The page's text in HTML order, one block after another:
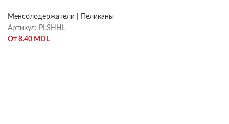
Менсолодержатели | Пеликаны
Артикул: PLSHHL
От 8.40 MDL